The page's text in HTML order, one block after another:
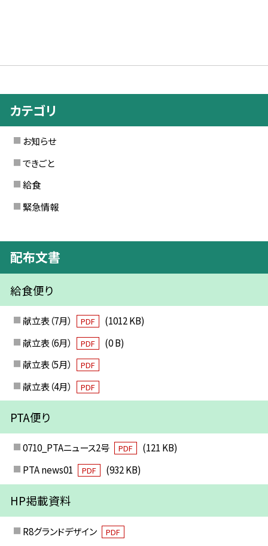
カテゴリ
お知らせ
できごと
給食
緊急情報
配布文書
給食便り
献立表（7月） PDF
(1012 KB)
献立表（6月）
PDF
(0 B)
献立表（5月）
PDF
献立表（4月） PDF
PTA便り
0710_PTAニュース2号 PDF
(121 KB)
PTA news01
PDF (932 KB)
HP掲載資料
R8グランドデザイン PDF